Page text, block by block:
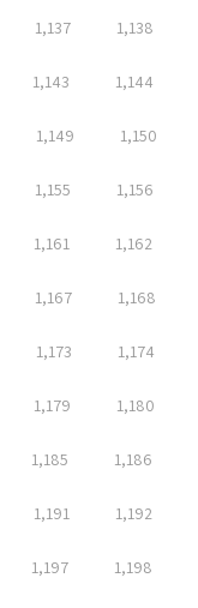
1,137 1,138
1,143 1,144
1,149 1,150
1,155 1,156
1,161 1,162
1,167 1,168
1,173 1,174
1,179 1,180
1,185 1,186
1,191 1,192
1,197 1,198